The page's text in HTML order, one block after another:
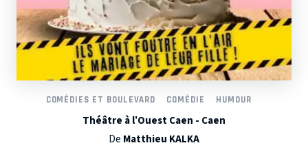
COMÉDIES ET BOULEVARD COMÉDIE HUMOUR
Théâtre à l’Ouest Caen - Caen
De Matthieu KALKA